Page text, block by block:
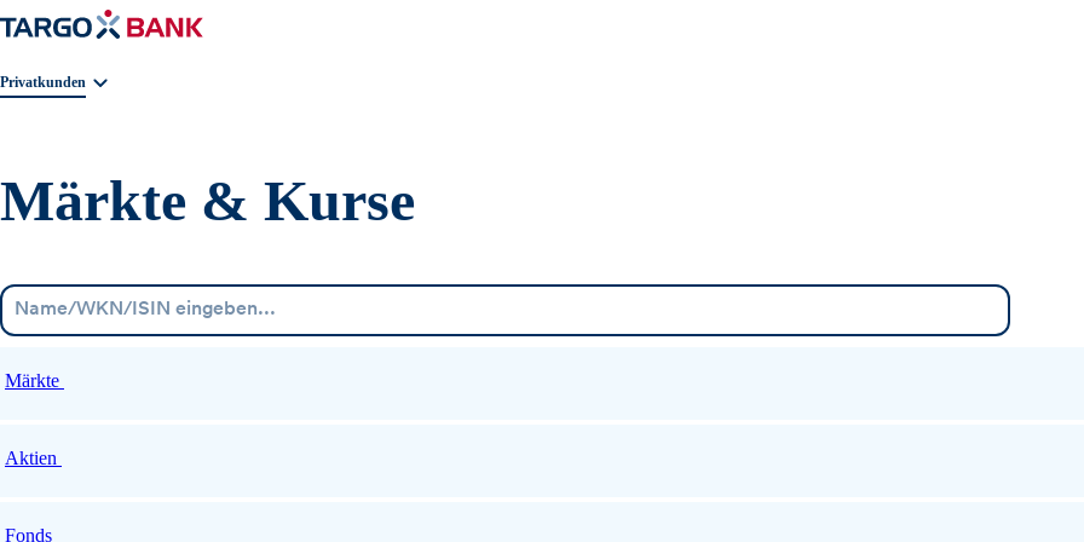
Geschäftsbereichnavigation. Aktuelle Auswahl:
Privatkunden
Märkte & Kurse
Märkte
Aktien
Fonds